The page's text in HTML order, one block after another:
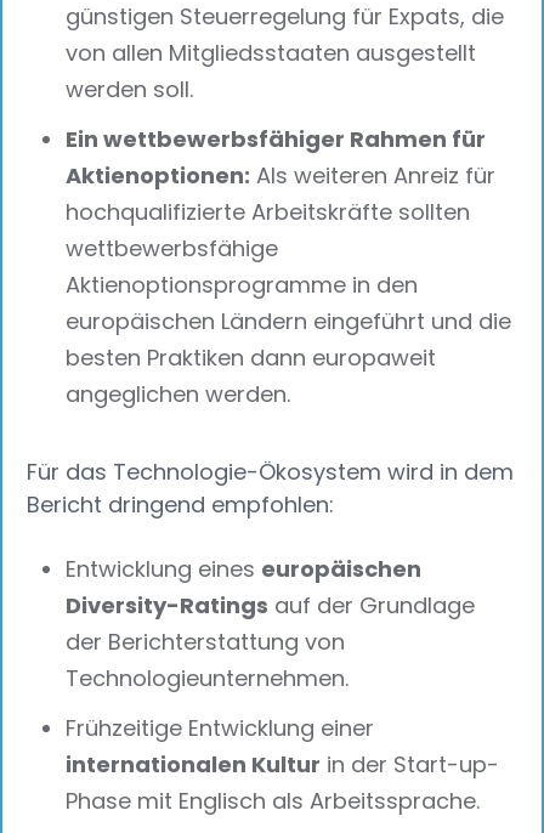
günstigen Steuerregelung für Expats, die
von allen Mitgliedsstaaten ausgestellt
werden soll.
Ein wettbewerbsfähiger Rahmen für
Aktienoptionen: Als weiteren Anreiz für
hochqualifizierte Arbeitskräfte sollten
wettbewerbsfähige
Aktienoptionsprogramme in den
europäischen Ländern eingeführt und die
besten Praktiken dann europaweit
angeglichen werden.
Für das Technologie-Ökosystem wird in dem
Bericht dringend empfohlen:
Entwicklung eines europäischen
Diversity-Ratings auf der Grundlage
der Berichterstattung von
Technologieunternehmen.
Frühzeitige Entwicklung einer
internationalen Kultur in der Start-up-
Phase mit Englisch als Arbeitssprache.